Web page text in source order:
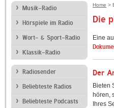
Musik-Radio
Hörspiele im Radio
Wort- & Sport-Radio
Klassik-Radio
Radiosender
Beliebteste Radios
Beliebteste Podcasts
Home >
Die
Eine
Der
Bieten
hören,
Ihres